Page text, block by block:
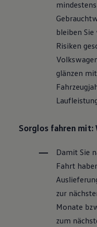
Motorenöl
Räder
Pannen-
Economy
Schutz
Wallbox
Dienste
Updates
Über Ihr Auto
Warn-
Digitale
bleiben
Risiken
glänzen
Sorglos fahren
Damit Sie
Fahrt
zur
Monate
zum